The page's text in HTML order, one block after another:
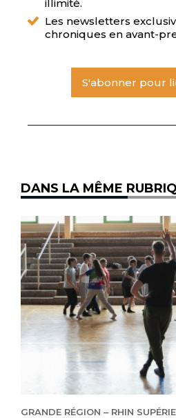
illimité.
Les newsletters
chroniques en avant-
S'abonner pour
DANS LA MÊME
GRANDE RÉGION – RHIN